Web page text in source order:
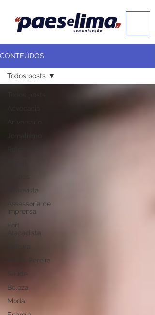
CONTEÚDOS
Entrevista
Assessoria de
Imprensa
Fort
Atacadista
Grupo Pereira
Saúde
Beleza
Moda
Todos posts